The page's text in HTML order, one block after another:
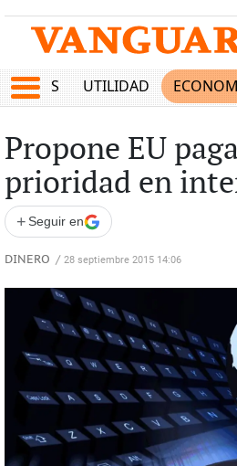
UTILIDAD
Propone EU
prioridad en
+ Seguir en
DINERO / 28 septiembre 2015 14:06